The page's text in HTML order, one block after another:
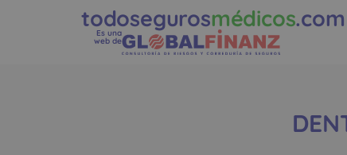
todosegurosmédicos.com
Es una
web de